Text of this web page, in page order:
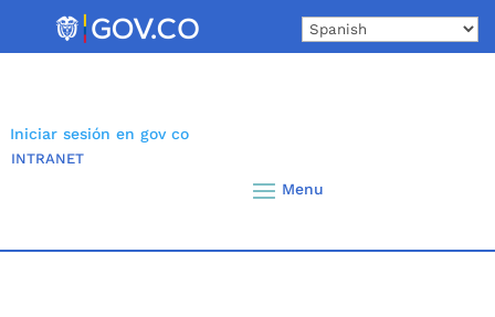
Iniciar sesión en gov co
INTRANET